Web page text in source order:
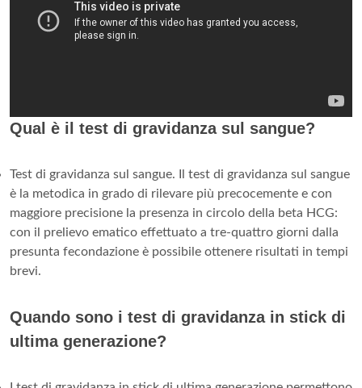
Qual è il test di gravidanza sul sangue?
Test di gravidanza sul sangue. Il test di gravidanza sul sangue
è la metodica in grado di rilevare più precocemente e con
maggiore precisione la presenza in circolo della beta HCG:
con il prelievo ematico effettuato a tre-quattro giorni dalla
presunta fecondazione è possibile ottenere risultati in tempi
brevi.
Quando sono i test di gravidanza in stick di
ultima generazione?